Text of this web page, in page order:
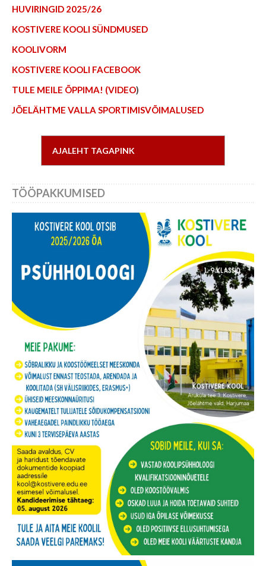
HUVIRINGID 2025/26
KOSTIVERE KOOLI SÜNDMUSED
KOOLIVORM
KOSTIVERE KOOLI FACEBOOK
TULE MEILE ÕPPIMA! (VIDEO)
JÕELÄHTME VALLA SPORTIMISVÕIMALUSED
AJALEHT TAGAPINK
TÖÖPAKKUMISED